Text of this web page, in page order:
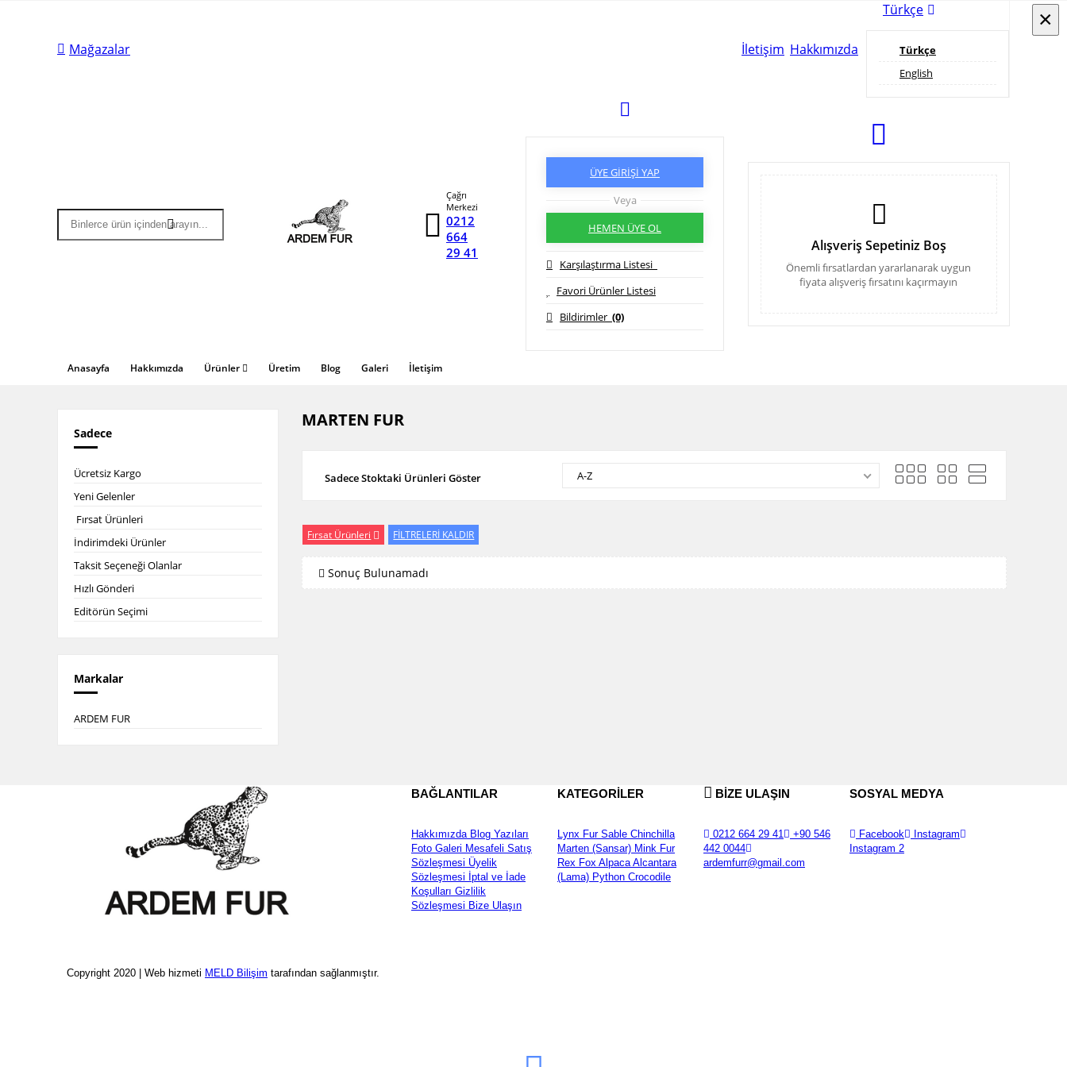
Mağazalar İletişim Hakkımızda
Türkçe
Türkçe
English
Çağrı
Merkezi
0212
664
29 41
ÜYE GİRİŞİ YAP
Veya
HEMEN ÜYE OL
Karşılaştırma Listesi
Favori Ürünler Listesi
Bildirimler (0)
Alışveriş Sepetiniz Boş
Önemli fırsatlardan yararlanarak uygun
fiyata alışveriş fırsatını kaçırmayın
Anasayfa Hakkımızda Ürünler Üretim Blog Galeri İletişim
Sadece
Ücretsiz Kargo
Yeni Gelenler
Fırsat Ürünleri
İndirimdeki Ürünler
Taksit Seçeneği Olanlar
Hızlı Gönderi
Editörün Seçimi
Markalar
ARDEM FUR
MARTEN FUR
Sadece Stoktaki Ürünleri Göster A-Z
Fırsat Ürünleri FİLTRELERİ KALDIR
Sonuç Bulunamadı
Copyright 2020 | Web hizmeti MELD Bilişim tarafından sağlanmıştır.
BAĞLANTILAR
HakkımızdaBlog Yazıları
Foto Galeri Mesafeli Satış
Sözleşmesi Üyelik
Sözleşmesi İptal ve İade
Koşulları Gizlilik
Sözleşmesi Bize Ulaşın
KATEGORİLER
Lynx FurSable Chinchilla
Marten (Sansar) Mink Fur
Rex Fox AlpacaAlcantara
(Lama) Python Crocodile
BİZE ULAŞIN
0212 664 29 41
+90 546
442 0044
ardemfurr@gmail.com
SOSYAL MEDYA
Facebook
Instagram
Instagram 2
×
×